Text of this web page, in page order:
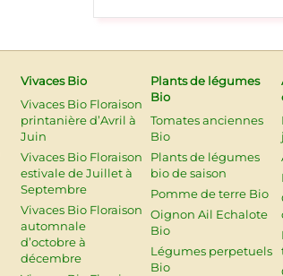
Vivaces Bio
Vivaces Bio Floraison
printanière d’Avril à
Juin
Vivaces Bio Floraison
estivale de Juillet à
Septembre
Vivaces Bio Floraison
automnale
d’octobre à
décembre
Plants de légumes
Bio
Tomates anciennes
Bio
Plants de légumes
bio de saison
Pomme de terre Bio
Oignon Ail Echalote
Bio
Légumes perpetuels
Bio